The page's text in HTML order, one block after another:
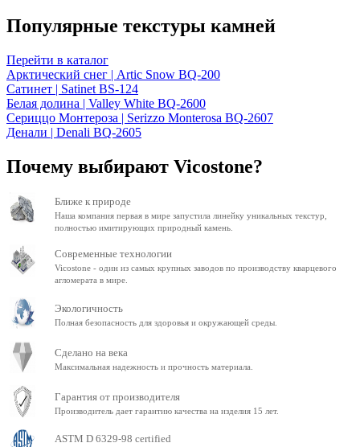
Популярные текстуры камней
Перейти в каталог
Арктический снег | Artic Snow BQ-200
Сатинет | Satinet BS-124
Белая долина | Valley White BQ-2600
Сериццо Монтероза | Serizzo Monterosa BQ-2607
Денали | Denali BQ-2605
Почему выбирают Vicostone?
Ближе к природе
Наша компания первая в мире запустила линейку уникальных текстур,
полностью имитирующих природный камень.
Современные технологии
Vicostone - один из самых крупных заводов по производству кварцевого
агломерата в мире.
Экологичность
Полная безопасность для здоровья и окружающей среды.
Сделано на века
Максимальная надежность и прочность материала.
Гарантия от производителя
Производитель дает гарантию качества на изделия 15 лет.
ASTM D 6329-98 certified